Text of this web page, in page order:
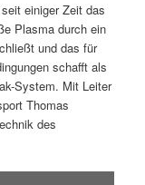
einiger Zeit das
Plasma durch ein
und das für
schafft als
System. Mit Leiter
Thomas
des